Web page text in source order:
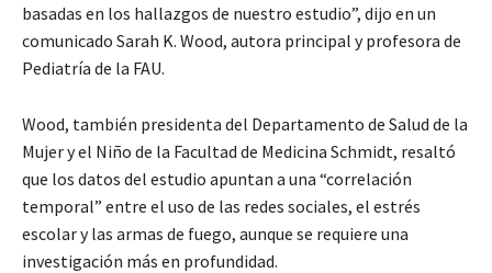
basadas en los hallazgos de nuestro estudio”, dijo en un
comunicado Sarah K. Wood, autora principal y profesora de
Pediatría de la FAU.
Wood, también presidenta del Departamento de Salud de la
Mujer y el Niño de la Facultad de Medicina Schmidt, resaltó
que los datos del estudio apuntan a una “correlación
temporal” entre el uso de las redes sociales, el estrés
escolar y las armas de fuego, aunque se requiere una
investigación más en profundidad.